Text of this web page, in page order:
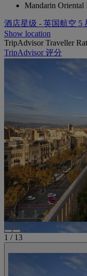
Mandarin Oriental
酒店星级 - 英国航空 5
Show location
TripAdvisor Traveller
TripAdvisor 评分
1 / 13